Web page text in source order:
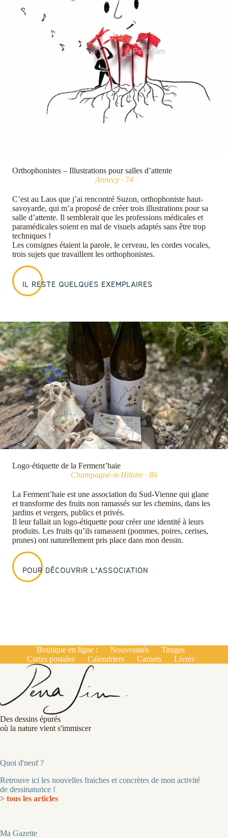
Orthophonistes – Illustrations pour salles d’attente
Annecy · 74
C’est au Laos que j’ai rencontré Suzon, orthophoniste haut-
savoyarde, qui m’a proposé de créer trois illustrations pour sa
salle d’attente. Il semblerait que les professions médicales et
paramédicales soient en mal de visuels adaptés sans être trop
techniques !
Les consignes étaient la parole, le cerveau, les cordes vocales,
trois sujets que travaillent les orthophonistes.
IL RESTE QUELQUES EXEMPLAIRES
Logo·étiquette de la Ferment’haie
Champagné-st-Hilaire · 86
La Ferment’haie est une association du Sud-Vienne qui glane
et transforme des fruits non ramassés sur les chemins, dans les
jardins et vergers, publics et privés.
Il leur fallait un logo-étiquette pour créer une identité à leurs
produits. Les fruits qu’ils ramassent (pommes, poires, cerises,
prunes) ont naturellement pris place dans mon dessin.
POUR DÉCOUVRIR L’ASSOCIATION
Boutique en ligne : Nouveautés
Tirages
Cartes postales
Calendriers Carnets Livres
Des dessins épurés
où la nature vient s'immiscer
Quoi d'neuf ?
Retrouve ici les nouvelles fraiches et concrètes de mon activité
de dessinaturice !
> tous les articles
Ma Gazette